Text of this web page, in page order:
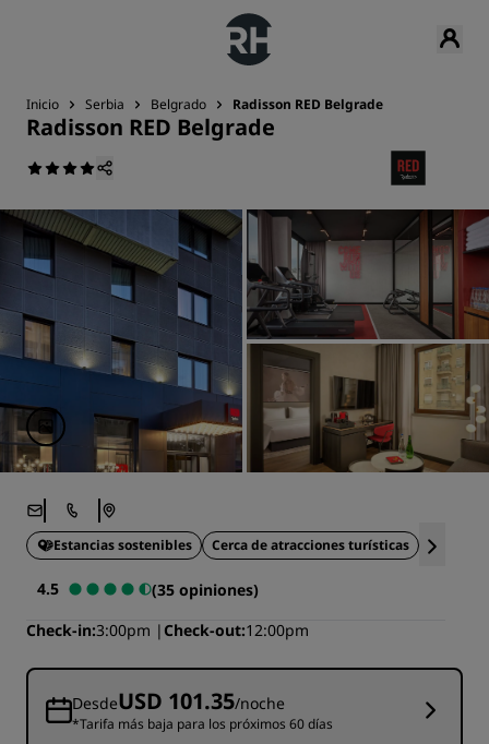
Inicio Serbia Belgrado Radisson RED Belgrade
Radisson RED Belgrade
Estancias sostenibles Cerca de atracciones turísticas
4.5
(35 opiniones)
Check-in 3:00pm Check-out 12:00pm
DesdeUSD 101.35/noche
*Tarifa más baja para los próximos 60 días